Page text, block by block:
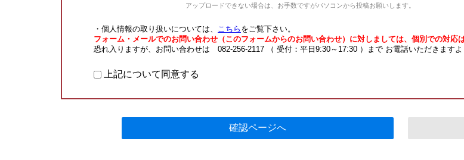
アップロードできない場合は、お手数ですがパソコンから投稿お願いします。
・個人情報の取り扱いについては、 こちら をご覧下さい。
フォーム・メールでのお問い合わせ（このフォームからのお問い合わせ）に対しましては、個別での対応
恐れ入りますが、お問い合わせは 082-256-2117 （ 受付：平日9:30～17:30 ）まで お電話いただきますよ
上記について同意する
確認ページへ